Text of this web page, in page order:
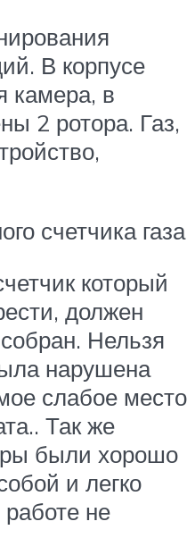
В корпусе
камера, в
2 ротора. Газ,
счетчика газа
который
должен
Нельзя
нарушена
слабое место
Так же
были хорошо
и легко
не